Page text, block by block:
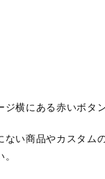
横にある赤いボタ
い商品やカスタム